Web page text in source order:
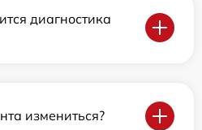
диагностика
измениться?